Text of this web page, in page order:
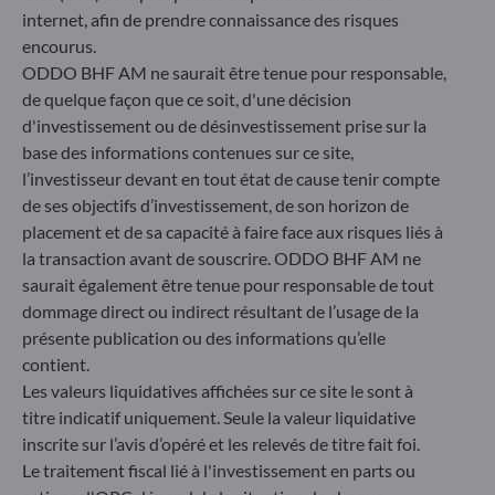
ODDO BHF Asset Management GmbH
Herzogstraße 15
40217 Düsseldorf
Allemagne
+49 (0) 211 239 24 01
Gallusanlage 8
60329 Frankfurt am Main
Allemagne
+49 (0) 69 920 50 0
Société de Gestion de Portefeuille agréée par la
Bundesanstalt für Finanzdienstleistungsaufsicht (« BaFin »)
Enregistrement commercial : HRB 11971 tribunal local de
Düsseldorf
internet, afin de prendre connaissance des risques
encourus.
ODDO BHF AM ne saurait être tenue pour responsable,
de quelque façon que ce soit, d'une décision
d'investissement ou de désinvestissement prise sur la
base des informations contenues sur ce site,
l’investisseur devant en tout état de cause tenir compte
de ses objectifs d’investissement, de son horizon de
placement et de sa capacité à faire face aux risques liés à
la transaction avant de souscrire. ODDO BHF AM ne
saurait également être tenue pour responsable de tout
dommage direct ou indirect résultant de l’usage de la
présente publication ou des informations qu’elle
contient.
Les valeurs liquidatives affichées sur ce site le sont à
titre indicatif uniquement. Seule la valeur liquidative
inscrite sur l’avis d’opéré et les relevés de titre fait foi.
Le traitement fiscal lié à l'investissement en parts ou